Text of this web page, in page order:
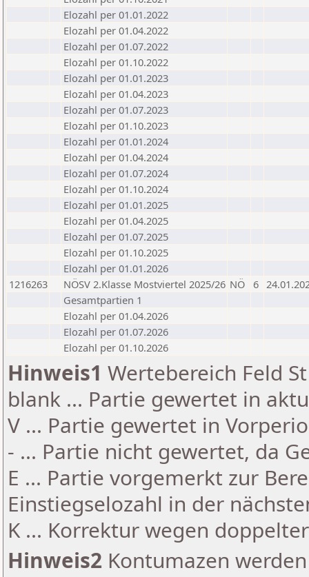
Elozahl per 01.01.2022
Elozahl per 01.04.2022
Elozahl per 01.07.2022
Elozahl per 01.10.2022
Elozahl per 01.01.2023
Elozahl per 01.04.2023
Elozahl per 01.07.2023
Elozahl per 01.10.2023
Elozahl per 01.01.2024
Elozahl per 01.04.2024
Elozahl per 01.07.2024
Elozahl per 01.10.2024
Elozahl per 01.01.2025
Elozahl per 01.04.2025
Elozahl per 01.07.2025
Elozahl per 01.10.2025
Elozahl per 01.01.2026
1216263
NÖSV 2.Klasse Mostviertel 2025/26 NÖ 6
Gesamtpartien 1
Elozahl per 01.04.2026
Elozahl per 01.07.2026
Elozahl per 01.10.2026
Hinweis1 Wertebereich Feld
blank ... Partie gewertet in
V ... Partie gewertet in
- ... Partie nicht gewertet, da
E ... Partie vorgemerkt zur
Einstiegselozahl in der
K ... Korrektur wegen
Hinweis2 Kontumazen